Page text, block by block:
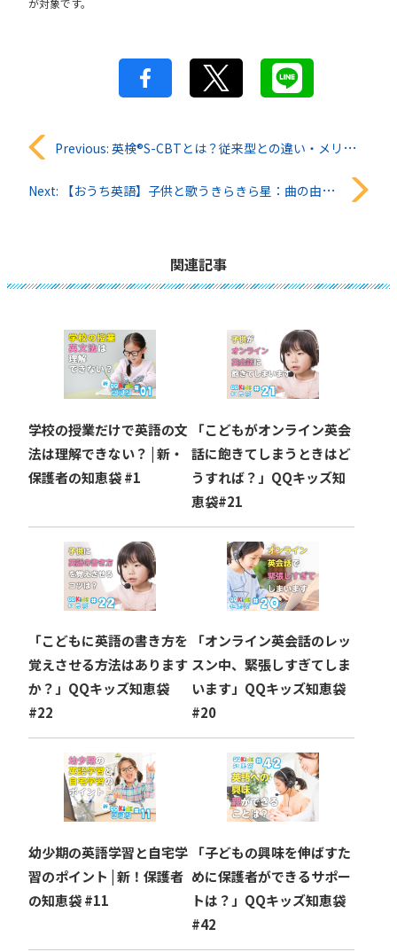
が対象です。
投
稿
ョ
ン
Previous: 英検®︎S-CBTとは？従来型との違い・メリット・デメリットを徹底解説｜大学受験にも使える？
Next: 【おうち英語】子供と歌うきらきら星：曲の由来から歌詞の意味までを解説
関連記事
学校の授業だけで英語の文
法は理解できない？ | 新・
保護者の知恵袋 #1
「こどもがオンライン英会
話に飽きてしまうときはど
うすれば？」QQキッズ知
恵袋#21
「こどもに英語の書き方を
覚えさせる方法はあります
か？」QQキッズ知恵袋
#22
「オンライン英会話のレッ
スン中、緊張しすぎてしま
います」QQキッズ知恵袋
#20
幼少期の英語学習と自宅学
習のポイント | 新！保護者
の知恵袋 #11
「子どもの興味を伸ばすた
めに保護者ができるサポー
トは？」QQキッズ知恵袋
#42